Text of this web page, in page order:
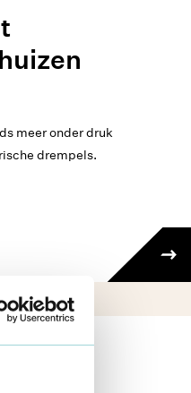
meer onder druk
drempels.